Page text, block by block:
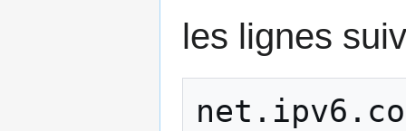
les lignes